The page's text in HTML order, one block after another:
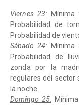
Viernes 23: Mínima
Probabilidad de
Probabilidad de
Sábado 24: Mínima
Probabilidad de
zonda por la
regulares del sector
la noche.
Domingo 25:Mínima